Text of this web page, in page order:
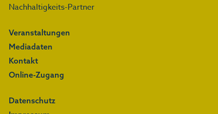
Nachhaltigkeits-Partner
Veranstaltungen
Mediadaten
Kontakt
Online-Zugang
Datenschutz